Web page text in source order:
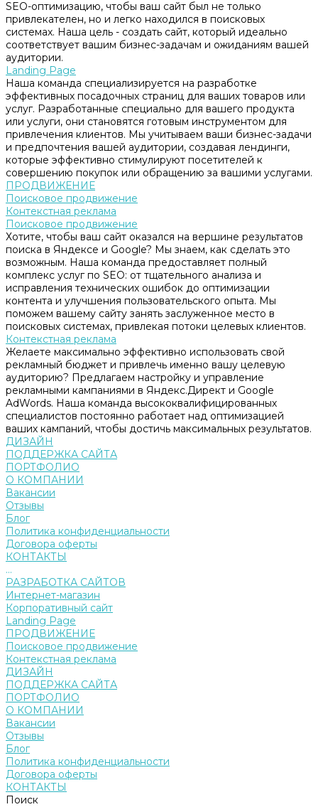
SEO-оптимизацию, чтобы ваш сайт был не только
привлекателен, но и легко находился в поисковых
системах. Наша цель - создать сайт, который идеально
соответствует вашим бизнес-задачам и ожиданиям вашей
аудитории.
Landing Page
Наша команда специализируется на разработке
эффективных посадочных страниц для ваших товаров или
услуг. Разработанные специально для вашего продукта
или услуги, они становятся готовым инструментом для
привлечения клиентов. Мы учитываем ваши бизнес-задачи
и предпочтения вашей аудитории, создавая лендинги,
которые эффективно стимулируют посетителей к
совершению покупок или обращению за вашими услугами.
ПРОДВИЖЕНИЕ
Поисковое продвижение
Контекстная реклама
Поисковое продвижение
Хотите, чтобы ваш сайт оказался на вершине результатов
поиска в Яндексе и Google? Мы знаем, как сделать это
возможным. Наша команда предоставляет полный
комплекс услуг по SEO: от тщательного анализа и
исправления технических ошибок до оптимизации
контента и улучшения пользовательского опыта. Мы
поможем вашему сайту занять заслуженное место в
поисковых системах, привлекая потоки целевых клиентов.
Контекстная реклама
Желаете максимально эффективно использовать свой
рекламный бюджет и привлечь именно вашу целевую
аудиторию? Предлагаем настройку и управление
рекламными кампаниями в Яндекс.Директ и Google
AdWords. Наша команда высококвалифицированных
специалистов постоянно работает над оптимизацией
ваших кампаний, чтобы достичь максимальных результатов.
ДИЗАЙН
ПОДДЕРЖКА САЙТА
ПОРТФОЛИО
О КОМПАНИИ
Вакансии
Отзывы
Блог
Политика конфиденциальности
Договора оферты
КОНТАКТЫ
...
РАЗРАБОТКА САЙТОВ
Интернет-магазин
Корпоративный сайт
Landing Page
ПРОДВИЖЕНИЕ
Поисковое продвижение
Контекстная реклама
ДИЗАЙН
ПОДДЕРЖКА САЙТА
ПОРТФОЛИО
О КОМПАНИИ
Вакансии
Отзывы
Блог
Политика конфиденциальности
Договора оферты
КОНТАКТЫ
Поиск